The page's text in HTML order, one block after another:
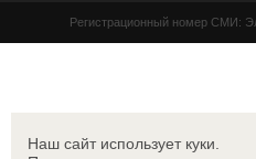
Регистрационный номер СМИ:
Наш сайт использует куки.